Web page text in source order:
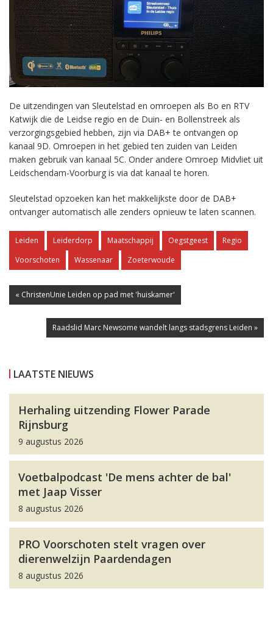
De uitzendingen van Sleutelstad en omroepen als Bo en RTV
Katwijk die de Leidse regio en de Duin- en Bollenstreek als
verzorgingsgebied hebben, zijn via DAB+ te ontvangen op
kanaal 9D. Omroepen in het gebied ten zuiden van Leiden
maken gebruik van kanaal 5C. Onder andere Omroep Midvliet uit
Leidschendam-Voorburg is via dat kanaal te horen.
Sleutelstad opzoeken kan het makkelijkste door de DAB+
ontvanger automatisch alle zenders opnieuw te laten scannen.
Leiden Leiderdorp Maatschappij Oegstgeest
Regio
Voorschoten
Wassenaar Zoeterwoude
« ChristenUnie Leiden op pad met 'huiskamer'
Raadslid Marc Newsome wandelt langs stadsgrens Leiden »
LAATSTE NIEUWS
Herhaling uitzending Flower Parade
Rijnsburg
9 augustus 2026
Voetbalpodcast 'De mens achter de bal'
met Jaap Visser
8 augustus 2026
PRO Voorschoten stelt vragen over
dierenwelzijn Paardendagen
8 augustus 2026